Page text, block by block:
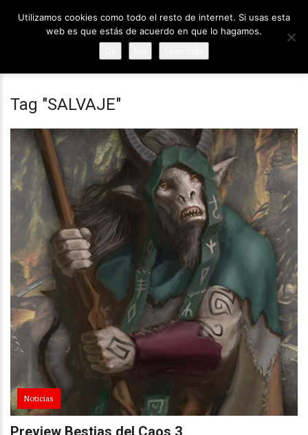
Tag "SALVAJE"
Noticias
Preview Bestias del Caos 3
Utilizamos cookies como todo el resto de internet. Si usas esta
web es que estás de acuerdo en que lo hagamos.